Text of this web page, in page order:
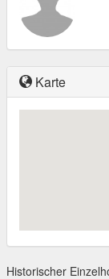
Karte
Historischer